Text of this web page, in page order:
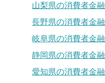
山梨県の消費者金融
長野県の消費者金融
岐阜県の消費者金融
静岡県の消費者金融
愛知県の消費者金融